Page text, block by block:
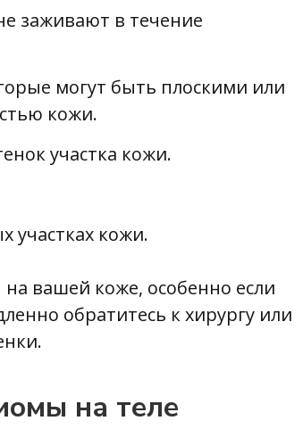
заживают в течение
могут быть плоскими или
кожи.
участка кожи.
участках кожи.
вашей коже, особенно если
обратитесь к хирургу или
на теле